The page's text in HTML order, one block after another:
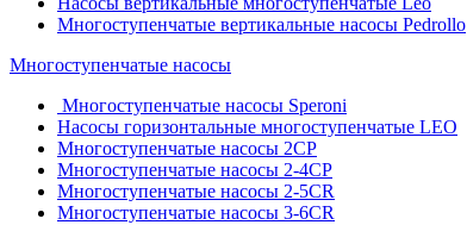
Многоступенчатые вертикальные насосы Pedrollo
Многоступенчатые насосы
Многоступенчатые насосы Speroni
Насосы горизонтальные многоступенчатые LEO
Многоступенчатые насосы 2CP
Многоступенчатые насосы 2-4CP
Многоступенчатые насосы 2-5CR
Многоступенчатые насосы 3-6CR